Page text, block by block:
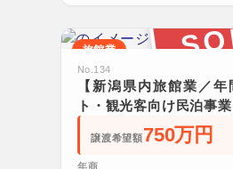
旅館業
No.134
【新潟県内旅館業／
ト・観光客向け民泊事業
譲渡希望額750万円
年商